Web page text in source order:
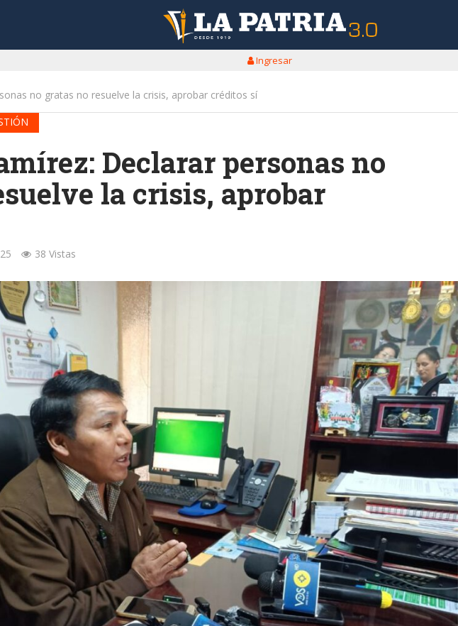
Ingresar
no gratas no resuelve la crisis, aprobar créditos sí
Declarar personas no
la crisis, aprobar
38 Vistas